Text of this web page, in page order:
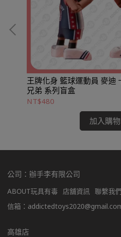
王牌化身 籃球運動員 麥迪 卡特 扣籃兄弟 灌籃
兄弟 系列盲盒
NT$480
加入購
公司：辦手李有限公司
ABOUT玩具有毒 店舖資訊 聯繫我們
信箱：
高雄店